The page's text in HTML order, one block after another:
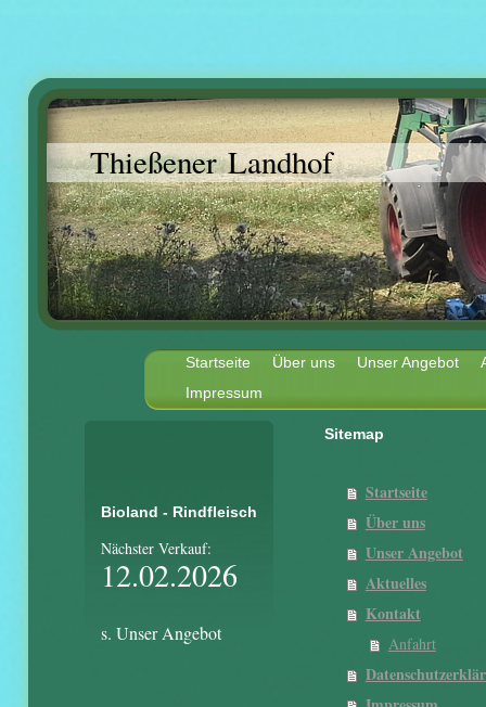
Thießener Landhof
Startseite Über uns Unser Angebot
Impressum
Sitemap
Startseite
Über uns
Unser Angebot
Aktuelles
Kontakt
Anfahrt
Bioland - Rindfleisch
Nächster Verkauf:
12.02.2026
s. Unser Angebot